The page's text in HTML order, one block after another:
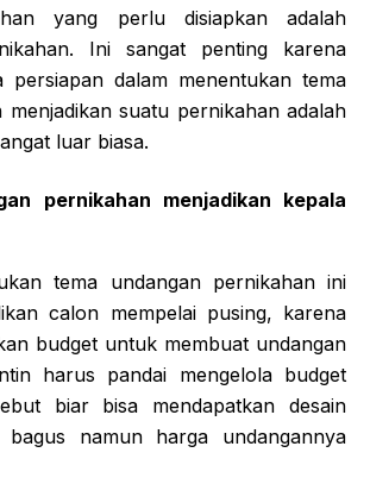
yang perlu disiapkan adalah
Ini sangat penting karena
persiapan dalam menentukan tema
menjadikan suatu pernikahan adalah
luar biasa.
pernikahan menjadikan kepala
tema undangan pernikahan ini
calon mempelai pusing, karena
budget untuk membuat undangan
harus pandai mengelola budget
biar bisa mendapatkan desain
bagus namun harga undangannya